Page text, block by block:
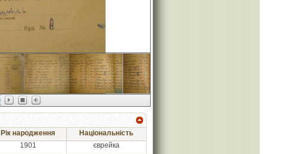
Рік народження Національність
1901 єврейка